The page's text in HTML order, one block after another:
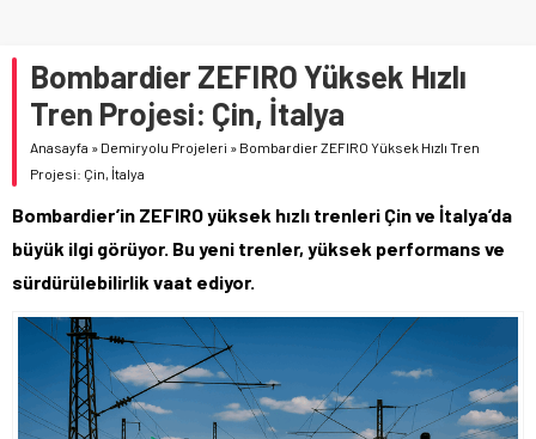
Bombardier ZEFIRO Yüksek Hızlı
Tren Projesi: Çin, İtalya
Anasayfa » Demiryolu Projeleri » Bombardier ZEFIRO Yüksek Hızlı Tren
Projesi: Çin, İtalya
Bombardier’in ZEFIRO yüksek hızlı trenleri Çin ve İtalya’da
büyük ilgi görüyor. Bu yeni trenler, yüksek performans ve
sürdürülebilirlik vaat ediyor.